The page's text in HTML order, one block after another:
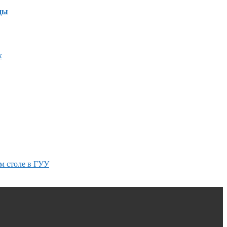
столе в ГУУ